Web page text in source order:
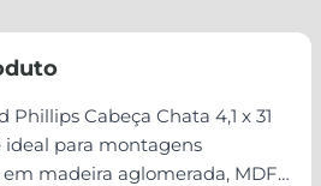
Cabeça Chata 4,1 x 31
para montagens
madeira aglomerada, MDF